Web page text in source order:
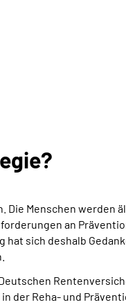
Menschen werden
an
sich deshalb
der Reha- und